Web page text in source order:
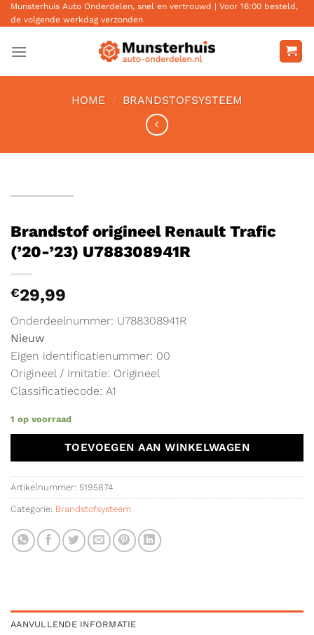
Ga
naar
Munsterhuis Auto Onderdelen, snel en vertrouwd | Voor 16:00 besteld,
de volgende werkdag verzonden
HOME / BRANDSTOFSYSTEEM
Brandstof origineel Renault Trafic
(’20-’23) U788308941R
€29,99
Onderdeelnummer: U788308941R
Nieuw
Eigen identificatienummer: 00
Origineel / Imitatie: Origineel
Classificatiecode: A1
1 op voorraad
TOEVOEGEN AAN WINKELWAGEN
Artikelnummer: 5195874
Categorie: Brandstofsysteem
AANVULLENDE INFORMATIE